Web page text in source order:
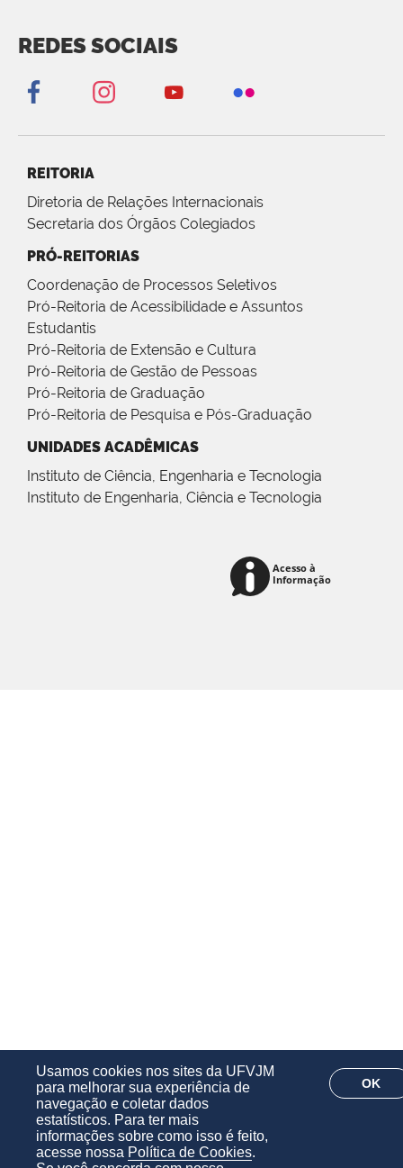
Usamos cookies nos sites da UFVJM
para melhorar sua experiência de
navegação e coletar dados
estatísticos. Para ter mais
informações sobre como isso é feito,
acesse nossa Política de Cookies.
OK
REDES SOCIAIS
REITORIA
Diretoria de Relações Internacionais
Secretaria dos Órgãos Colegiados
PRÓ-REITORIAS
Coordenação de Processos Seletivos
Pró-Reitoria de Acessibilidade e Assuntos
Estudantis
Pró-Reitoria de Extensão e Cultura
Pró-Reitoria de Gestão de Pessoas
Pró-Reitoria de Graduação
Pró-Reitoria de Pesquisa e Pós-Graduação
UNIDADES ACADÊMICAS
Instituto de Ciência, Engenharia e Tecnologia
Instituto de Engenharia, Ciência e Tecnologia